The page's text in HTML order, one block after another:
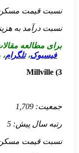
نسبت قیمت مسکن
نسبت درآمد به
برای مطالعه
فیسبوک، تلگرام،
3)
Millville
جمعیت: 1,709
رتبه سال پیش: 5
نسبت قیمت مسکن